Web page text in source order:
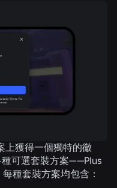
上獲得一個獨特的徽
可選套裝方案——Plus
種套裝方案均包含：